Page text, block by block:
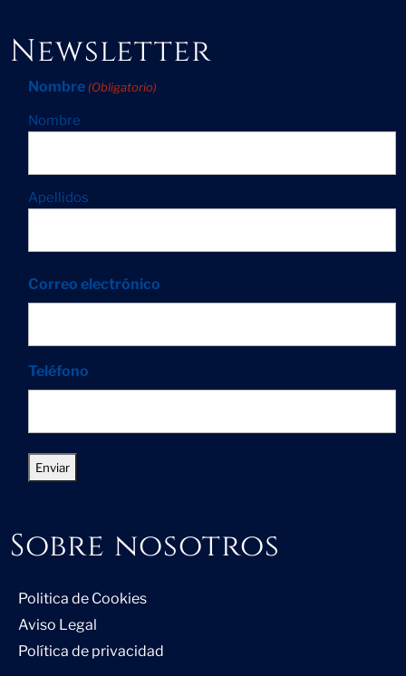
Newsletter
Nombre (Obligatorio)
Nombre
Apellidos
Correo electrónico
Teléfono
Sobre nosotros
Politica de Cookies
Aviso Legal
Política de privacidad